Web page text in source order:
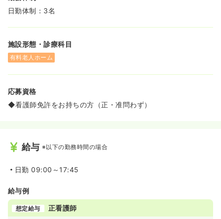
日勤体制：3名
施設形態・診療科目
有料老人ホーム
応募資格
◆看護師免許をお持ちの方（正・准問わず）
給与 ※以下の勤務時間の場合
日勤 09:00～17:45
給与例
想定給与 正看護師